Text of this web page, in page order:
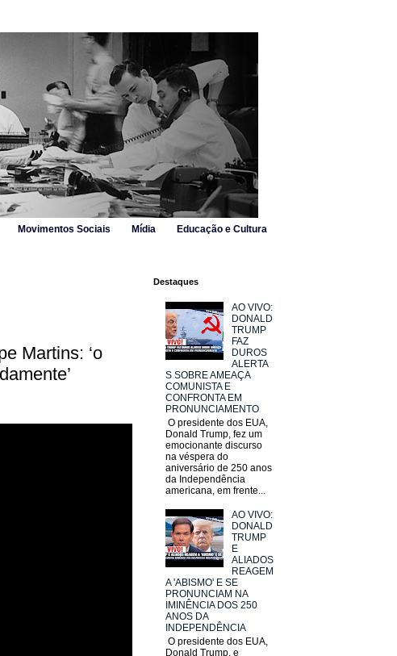
Movimentos Sociais Mídia Educação e Cultura
Martins: ‘o
Destaques
AO VIVO:
DONALD
TRUMP
FAZ
DUROS
ALERTA
S SOBRE AMEAÇA
COMUNISTA E
CONFRONTA EM
PRONUNCIAMENTO
O presidente dos EUA,
Donald Trump, fez um
emocionante discurso
na véspera do
aniversário de 250 anos
da Independência
americana, em frente...
AO VIVO:
DONALD
TRUMP
E
ALIADOS
REAGEM
A 'ABISMO' E SE
PRONUNCIAM NA
IMINÊNCIA DOS 250
ANOS DA
INDEPENDÊNCIA
O presidente dos EUA,
Donald Trump, e